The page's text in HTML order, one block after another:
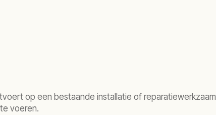
op een bestaande installatie of
voeren.